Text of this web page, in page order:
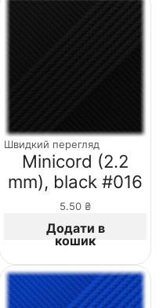
Швидкий перегляд
Minicord (2.2
mm), black #016
5.50 ₴
Додати в
кошик